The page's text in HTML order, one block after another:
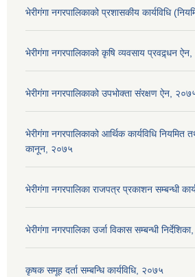
भेरीगंगा नगरपालिकाको प्रशासकीय कार्यविधि
भेरीगंगा नगरपालिकाको कृषि व्यवसाय प्रवद्र्धन
भेरीगंगा नगरपालिकाको उपभोक्ता संंरक्षण ऐन,
भेरीगंगा नगरपालिकाको आर्थिक कार्यविधि नियमित
कानून, २०७५
भेरीगंगा नगरपालिका राजपत्र प्रकाशन सम्बन्धी
भेरीगंगा नगरपालिका उर्जा विकास सम्बन्धी
कृषक समूह दर्ता सम्बन्धि कार्यविधि, २०७५